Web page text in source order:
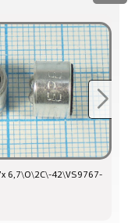
6,7\O\2C\-42\VS9767-